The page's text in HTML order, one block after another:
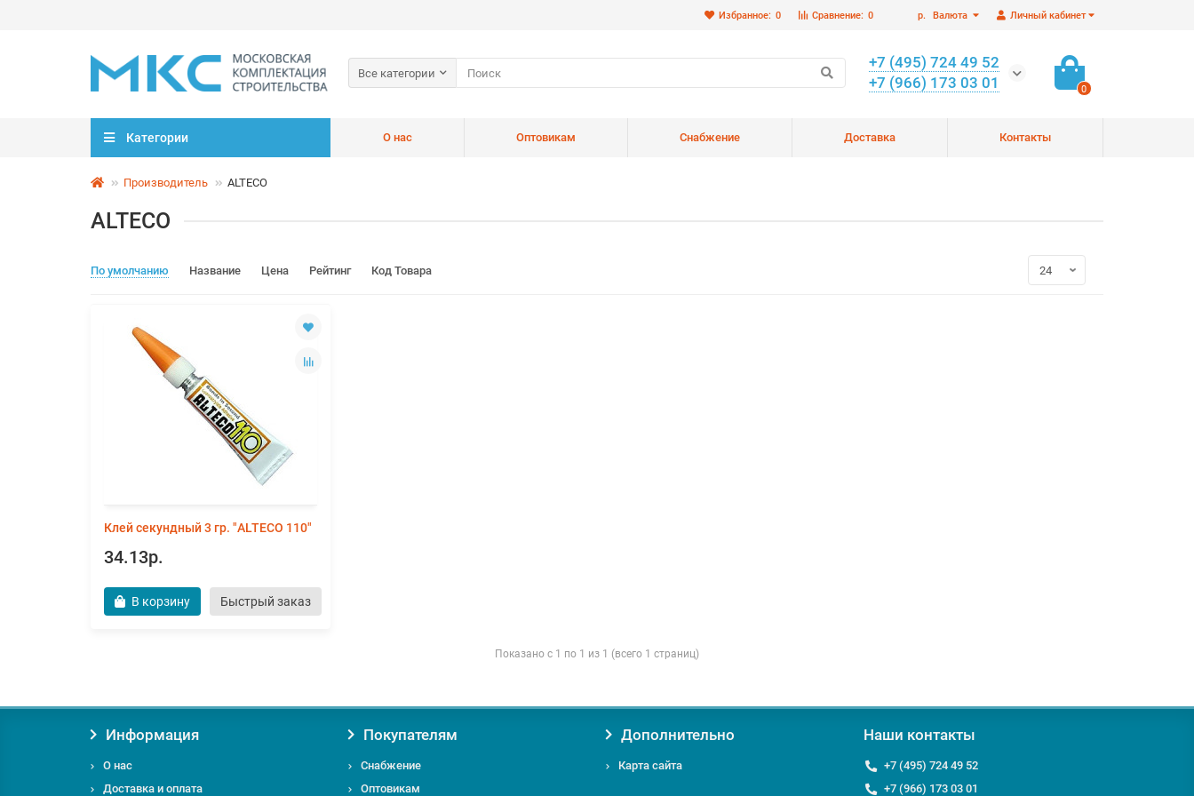
Личный кабинет
р. Валюта
Сравнение: 0
Избранное: 0
Все категории
+7 (495) 724 49 52
+7 (966) 173 03 01
0
Категории О нас Оптовикам Снабжение Доставка Контакты
Производитель ALTECO
ALTECO
По умолчанию Название Цена Рейтинг Код Товара
Клей секундный 3 гр. "ALTECO 110"
34.13р.
В корзину Быстрый заказ
Показано с 1 по 1 из 1 (всего 1 страниц)
Информация
О нас
Доставка и оплата
Покупателям
Снабжение
Оптовикам
Дополнительно
Карта сайта
Наши контакты
+7 (495) 724 49 52
+7 (966) 173 03 01